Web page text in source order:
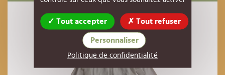
Tout accepter Tout refuser
Personnaliser
Politique de confidentialité